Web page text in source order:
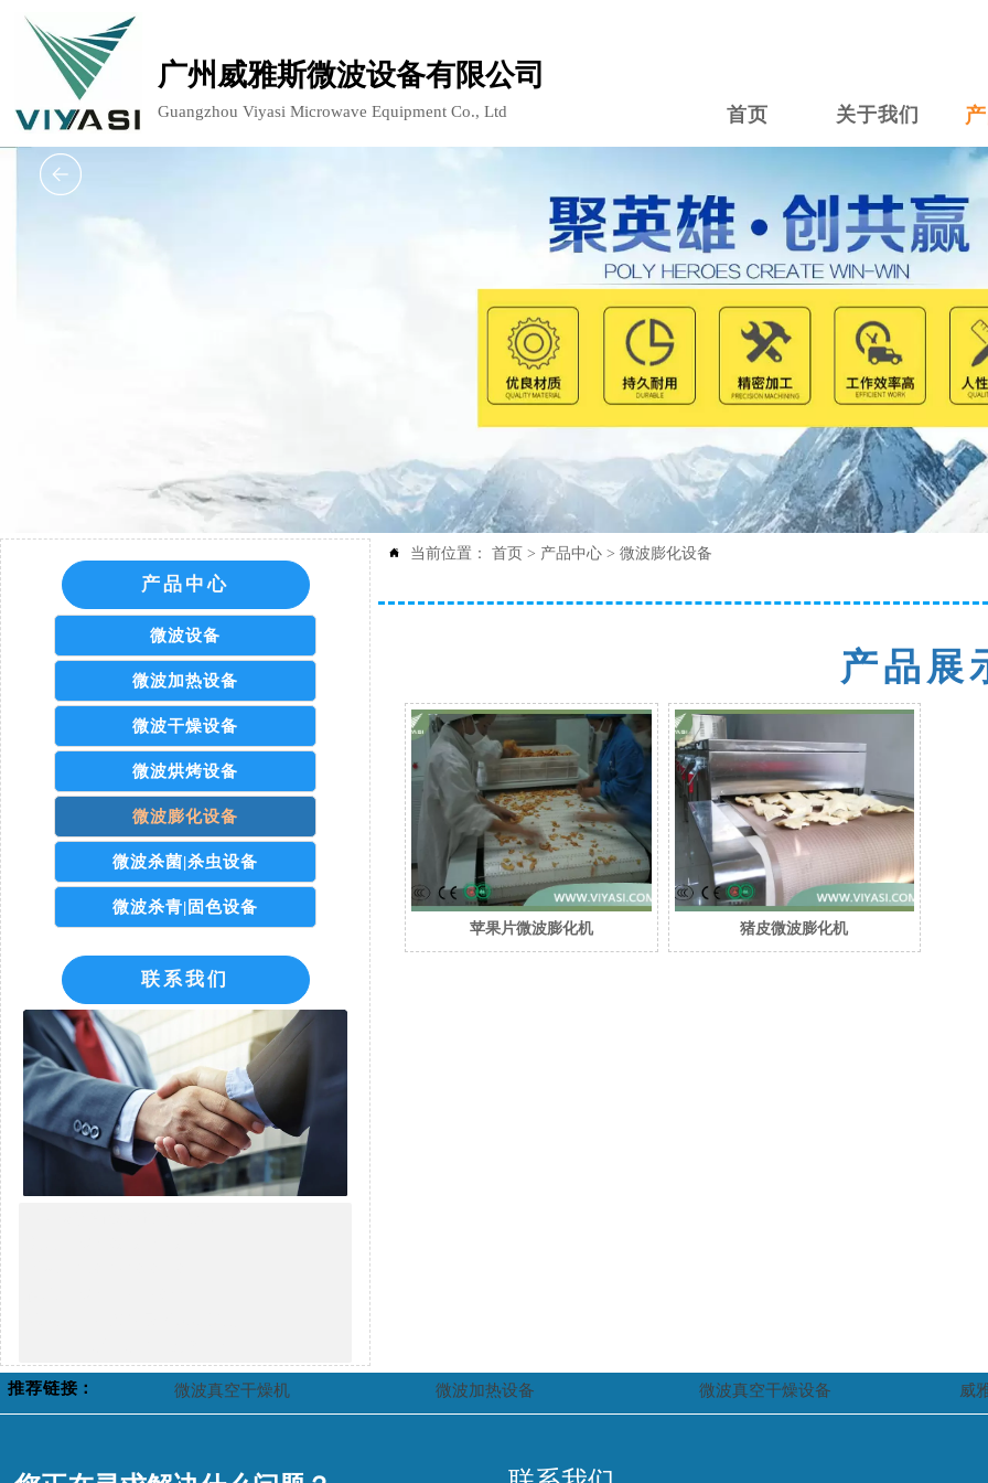
广州威雅斯微波设备有限公司
Guangzhou Viyasi Microwave Equipment Co., Ltd 首页 关于我们
产品中心
微波设备
微波加热设备
微波干燥设备
微波烘烤设备
微波膨化设备
微波杀菌|杀虫设备
微波杀青|固色设备
联系我们
 当前位置：首页 > 产品中心 >微波膨化设备
产品展
苹果片微波膨化机 猪皮微波膨化机
推荐链接： 微波真空干燥机 微波加热设备 微波真空干燥设备 威